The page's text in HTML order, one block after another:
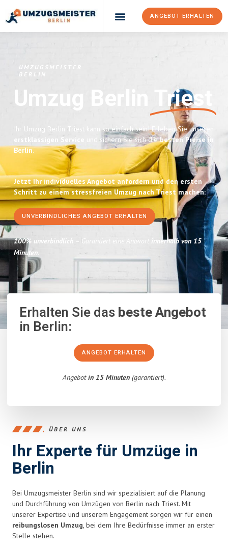
ANGEBOT ERHALTEN
UMZUGSMEISTER
BERLIN
Umzug Berlin Triest
Ihr Umzug Berlin Triest kann so einfach sein! Erleben Sie unseren
erstklassigen Service
und sichern Sie sich diebesten Preise in
Berlin.
Jetzt Ihr individuelles Angebot anfordern und den ersten
Schritt zu einem stressfreien Umzug nach Triest machen:
UNVERBINDLICHES ANGEBOT ERHALTEN
100% unverbindlich – Garantiert eine Antwort
innerhalb von 15
Minuten.
Erhalten Sie dasbeste Angebot
in Berlin:
ANGEBOT ERHALTEN
Angebotin 15 Minuten(garantiert).
ÜBER UNS
Ihr Experte für Umzüge in
Berlin
Bei Umzugsmeister Berlin sind wir spezialisiert auf die Planung
und Durchführung von Umzügen von Berlin nach Triest. Mit
unserer Expertise und unserem Engagement sorgen wir für einen
reibungslosen Umzug, bei dem Ihre Bedürfnisse immer an erster
Stelle stehen.